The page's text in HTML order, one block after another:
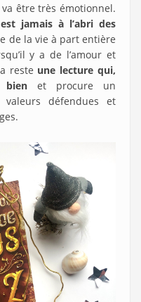
être très émotionnel.
jamais à l’abri des
de la vie à part entière
y a de l’amour et
reste une lecture qui,
bien et procure un
défendues et